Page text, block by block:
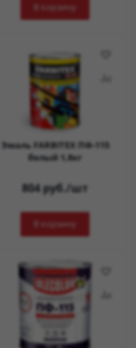
В корзину
Эмаль FARBITEX ПФ-115
белый 1,8кг
804руб./шт
В корзину